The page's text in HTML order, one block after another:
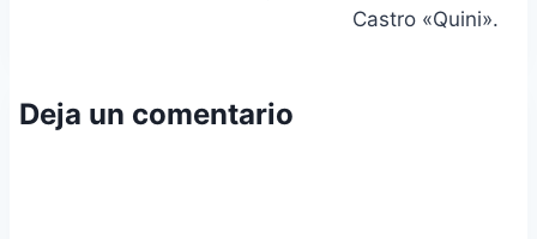
Castro «Quini».
Deja un comentario